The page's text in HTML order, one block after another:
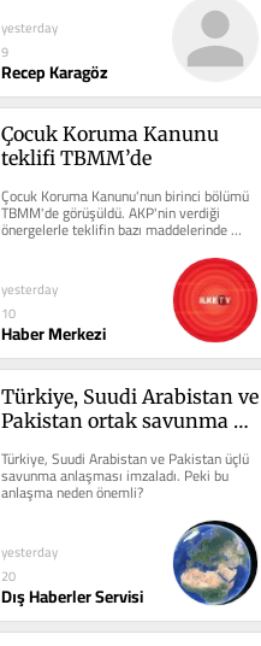
yesterday
9
Recep Karagöz
Çocuk Koruma Kanunu
teklifi TBMM’de
Çocuk Koruma Kanunu'nun birinci bölümü
TBMM'de görüşüldü. AKP'nin verdiği
önergelerle teklifin bazı maddelerinde
değişikliğe gidildi.
yesterday
10
Haber Merkezi
Türkiye, Suudi Arabistan ve
Pakistan ortak savunma
Türkiye, Suudi Arabistan ve Pakistan üçlü
savunma anlaşması imzaladı. Peki bu
anlaşma neden önemli?
yesterday
20
Dış Haberler Servisi